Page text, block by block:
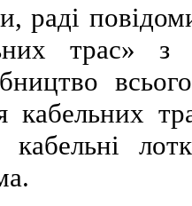
раді
трас»
кабельних
кабельні